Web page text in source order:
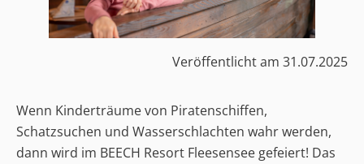
Veröffentlicht am 31.07.2025
Wenn Kinderträume von Piratenschiffen,
Schatzsuchen und Wasserschlachten wahr werden,
dann wird im BEECH Resort Fleesensee gefeiert! Das